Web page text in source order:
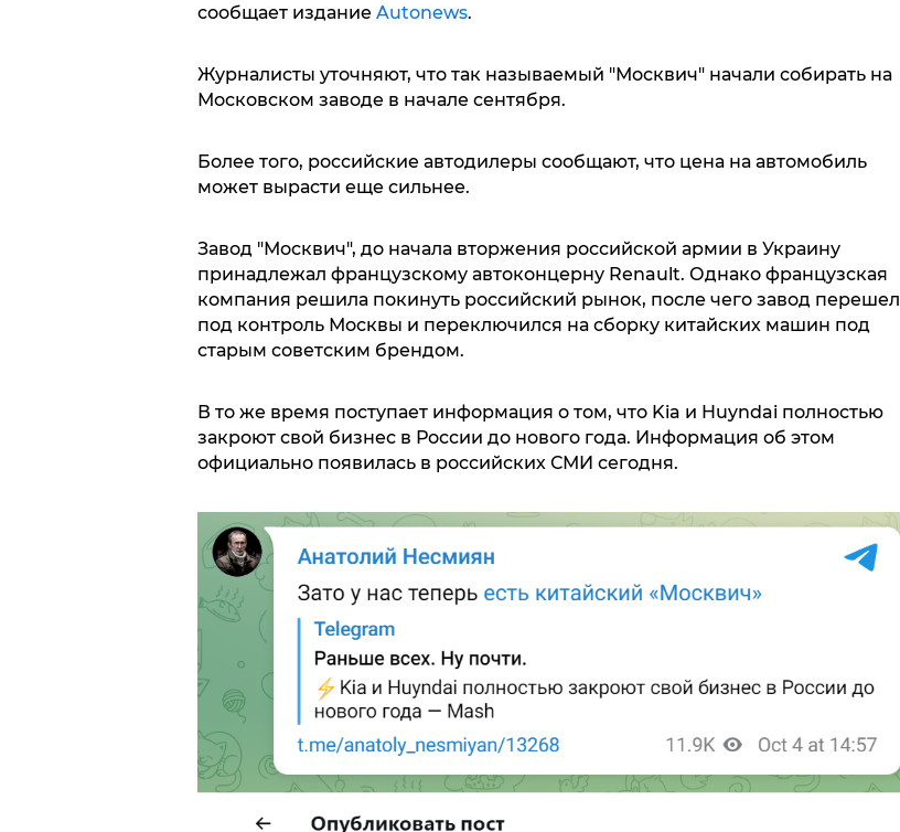
сообщает издание Autonews.
Журналисты уточняют, что так называемый "Москвич" начали собирать на
Московском заводе в начале сентября.
Более того, российские автодилеры сообщают, что цена на автомобиль
может вырасти еще сильнее.
Завод "Москвич", до начала вторжения российской армии в Украину
принадлежал французскому автоконцерну Renault. Однако французская
компания решила покинуть российский рынок, после чего завод перешел
под контроль Москвы и переключился на сборку китайских машин под
старым советским брендом.
В то же время поступает информация о том, что Kia и Huyndai полностью
закроют свой бизнес в России до нового года. Информация об этом
официально появилась в российских СМИ сегодня.